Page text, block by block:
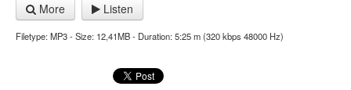
More
Listen
Filetype: MP3 - Size: 12,41MB - Duration: 5:25 m (320 kbps 48000 Hz)